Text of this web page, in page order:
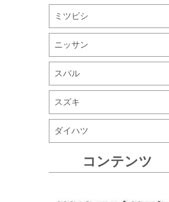
ミツビシ
ニッサン
スバル
スズキ
ダイハツ
コンテンツ